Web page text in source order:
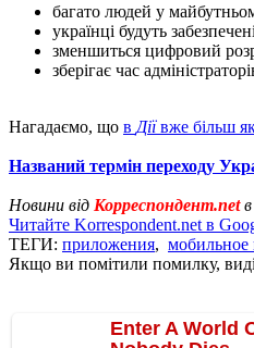
багато людей у
українці будуть
зменшиться цифровий
зберігає час
Нагадаємо, що в Діївже більш
Названий термін переходу
Новини від Корреспондент.netв
Читайте Korrespondent.net в
ТЕГИ: приложения,
Якщо ви помітили помилку,